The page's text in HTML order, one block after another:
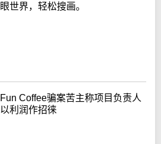
眼世界，轻松搜画。
Fun Coffee骗案苦主称项目负责人
以利润作招徕